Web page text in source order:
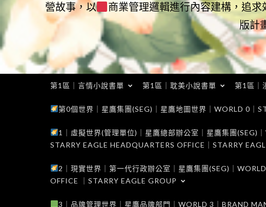
營故事，以
商業管理邏輯進行內容建構，追求
版計
第1區｜言情小說書單 第1區｜耽美小說書單 第1區｜
第0個世界｜星鷹集團(SEG)｜星鷹地圖世界｜WORLD 0｜
1｜虛擬世界(管理單位)｜星鷹總部辦公室｜星鷹集團(SEG)
STARRY EAGLE HEADQUARTERS OFFICE｜STARRY
2｜現實世界｜第一代行政辦公室｜星鷹集團(SEG)｜
OFFICE ｜STARRY EAGLE GROUP
3｜品牌管理世界｜星鷹品牌部門｜WORLD 3｜BRAND